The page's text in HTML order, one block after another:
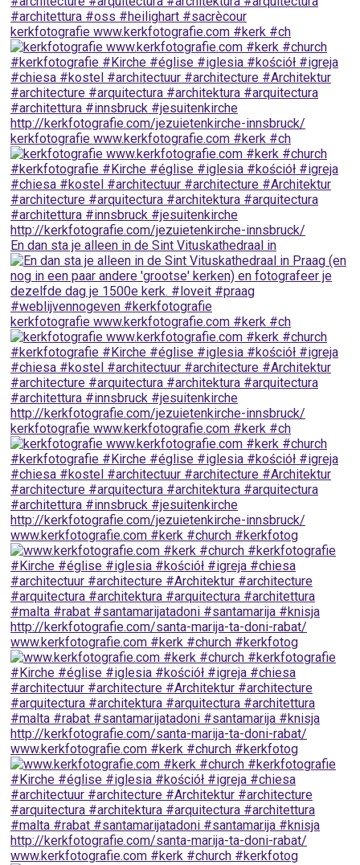
kerkfotografie www.kerkfotografie.com ⁠#kerk #ch
kerkfotografie www.kerkfotografie.com ⁠#kerk #ch
En dan sta je alleen in de Sint Vituskathedraal in
kerkfotografie www.kerkfotografie.com ⁠#kerk #ch
kerkfotografie www.kerkfotografie.com ⁠#kerk #ch
www.kerkfotografie.com ⁠#kerk #church #kerkfotog
www.kerkfotografie.com ⁠#kerk #church #kerkfotog
www.kerkfotografie.com ⁠#kerk #church #kerkfotog
www.kerkfotografie.com ⁠#kerk #church #kerkfotog